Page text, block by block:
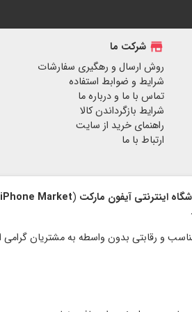
store شرکت ما
روش ارسال و رهگیری سفارشات
شرایط و ضوابط استفاده
تماس با ما و درباره ما
شرایط بازگرداندن کالا
راهنمای خرید از سایت
ارتباط با ما
اینترنتی آیفون مارکت (
iPhone Market